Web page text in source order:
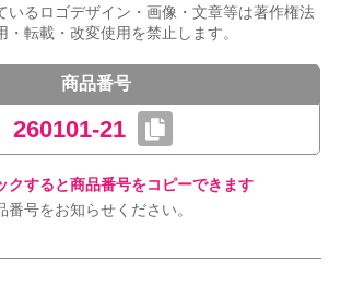
いるロゴデザイン・画像・文章等は著作権法
・転載・改変使用を禁止します。
商品番号
260101-21
クすると商品番号をコピーできます
号をお知らせください。